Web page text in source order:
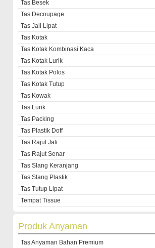
Tas Besek
Tas Decoupage
Tas Jali Lipat
Tas Kotak
Tas Kotak Kombinasi Kaca
Tas Kotak Lurik
Tas Kotak Polos
Tas Kotak Tutup
Tas Kowak
Tas Lurik
Tas Packing
Tas Plastik Doff
Tas Rajut Jali
Tas Rajut Senar
Tas Slang Keranjang
Tas Slang Plastik
Tas Tutup Lipat
Tempat Tissue
Produk Anyaman
Tas Anyaman Bahan Premium